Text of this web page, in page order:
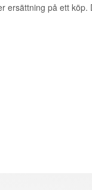
ersättning på ett